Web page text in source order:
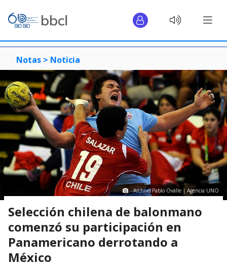
Notas > Noticia
Archivo Pablo Ovalle | Agencia UNO
Selección chilena de balonmano
comenzó su participación en
Panamericano derrotando a
México